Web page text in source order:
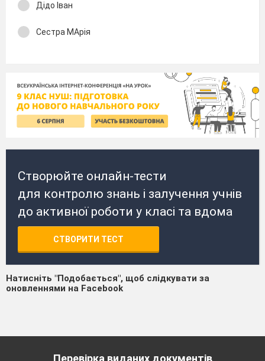
Дідо Іван
Сестра МАрія
Створюйте онлайн-тести
для контролю знань і залучення учнів
до активної роботи у класі та вдома
СТВОРИТИ ТЕСТ
Натисніть "Подобається", щоб слідкувати за
оновленнями на Facebook
Перевірка виданих документів